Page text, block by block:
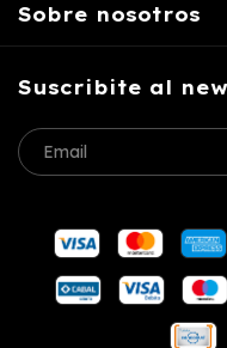
Sobre nosotros
Suscribite al